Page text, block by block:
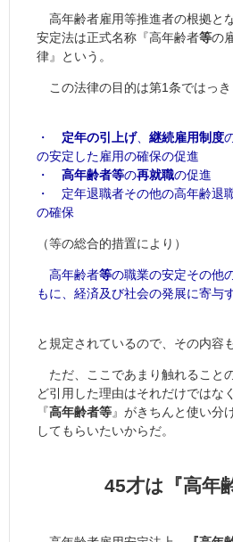
高年齢者雇用等推進者の根拠と
安定法は正式名称『高年齢者等の
律』という。
この法律の目的は第1条ではっき
・ 定年の引上げ、 継続雇用制度
の安定した雇用の確保の促進
・ 高年齢者等の再就職の促進
・ 定年退職者その他の高年齢退
の確保
（等の総合的措置により）
高年齢者等の職業の安定その他
もに、経済及び社会の発展に寄与
と規定されているので、その内容
ただ、ここであまり触れること
ど引用した理由はそれだけではな
『高年齢者等』がきちんと使い分
してもらいたいからだ。
45才は『高年